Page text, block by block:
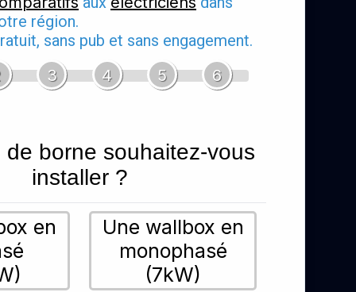
région.
sans pub et sans engagement.
3 4 5 6
de borne souhaitez-vous
installer ?
en
Une wallbox en
monophasé
(7kW)